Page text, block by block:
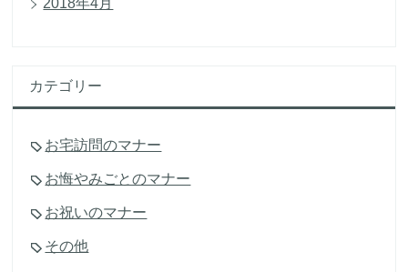
カテゴリー
お宅訪問のマナー
お悔やみごとのマナー
お祝いのマナー
その他